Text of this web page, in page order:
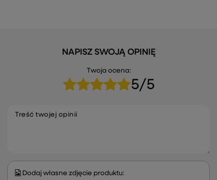
NAPISZ SWOJĄ OPINIĘ
Twoja ocena:
5/5
Treść twojej opinii
Dodaj własne zdjęcie produktu: